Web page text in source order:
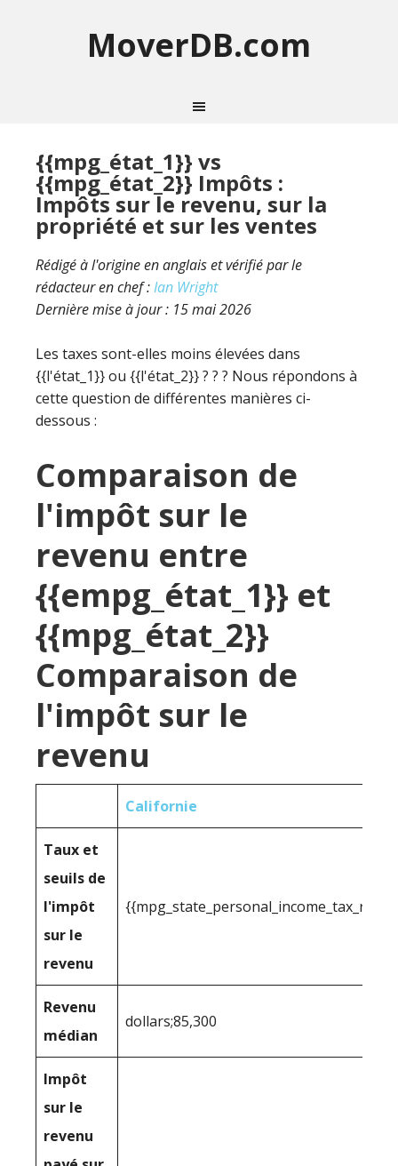
MoverDB.com
{{mpg_état_1}} vs
{{mpg_état_2}} Impôts :
Impôts sur le revenu, sur la
propriété et sur les ventes
Rédigé à l'origine en anglais et vérifié par le
rédacteur en chef :Ian Wright
Dernière mise à jour : 15 mai 2026
Les taxes sont-elles moins élevées dans
{{l'état_1}} ou {{l'état_2}} ? ? ? Nous répondons à
cette question de différentes manières ci-
dessous :
Comparaison de
l'impôt sur le
revenu entre
{{empg_état_1}} et
{{mpg_état_2}}
Comparaison de
l'impôt sur le
revenu
Californie
Taux et
seuils de
l'impôt
sur le
revenu
Revenu
médian
dollars;85,300
Impôt
sur le
revenu